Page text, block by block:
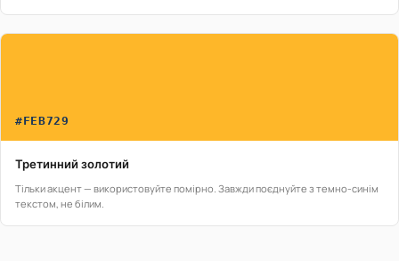
#FEB729
Третинний золотий
Тільки акцент — використовуйте помірно. Завжди поєднуйте з темно-синім
текстом, не білим.